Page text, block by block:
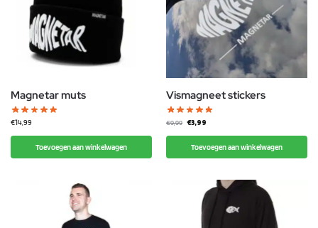
Magnetar muts
€14,99
Toevoegen aan winkelwagen
Vismagneet stickers
€9,99 €3,99
Toevoegen aan winkelwagen